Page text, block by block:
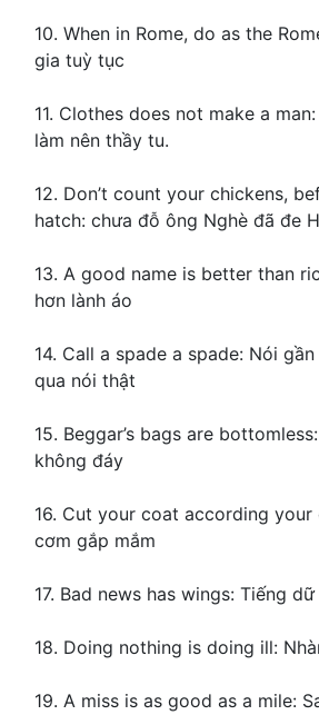
10. When in Rome, do as the
gia tuỳ tục
11. Clothes does not make a
làm nên thầy tu.
12. Don’t count your chickens,
hatch: chưa đỗ ông Nghè đã đe
13. A good name is better than
hơn lành áo
14. Call a spade a spade: Nói
qua nói thật
15. Beggar’s bags are
không đáy
16. Cut your coat according your
cơm gắp mắm
17. Bad news has wings: Tiếng
18. Doing nothing is doing ill:
19. A miss is as good as a mile: